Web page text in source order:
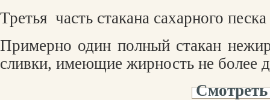
Третья часть стакана сахарного песка
Примерно один полный стакан
сливки, имеющие жирность не более